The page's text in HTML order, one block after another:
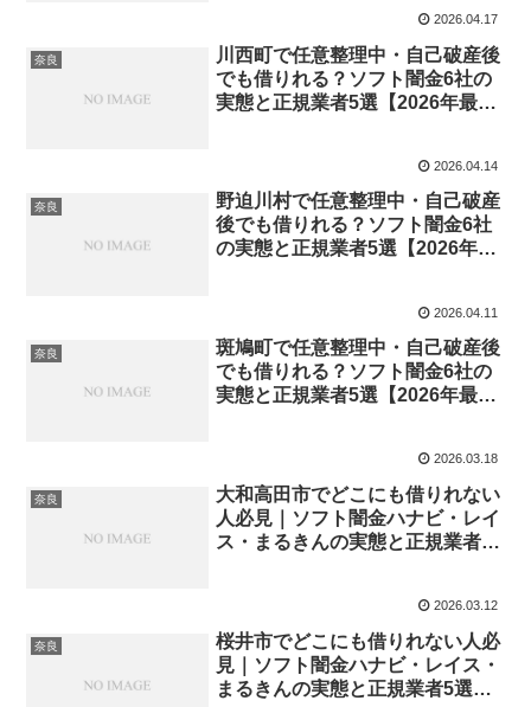
2026.04.17
奈良
川西町で任意整理中・自己破産後
でも借りれる？ソフト闇金6社の
実態と正規業者5選【2026年最
2026.04.14
奈良
野迫川村で任意整理中・自己破産
後でも借りれる？ソフト闇金6社
の実態と正規業者5選【2026年最
2026.04.11
奈良
斑鳩町で任意整理中・自己破産後
でも借りれる？ソフト闇金6社の
実態と正規業者5選【2026年最
2026.03.18
奈良
大和高田市でどこにも借りれない
人必見｜ソフト闇金ハナビ・レイ
ス・まるきんの実態と正規業者5
2026.03.12
奈良
桜井市でどこにも借りれない人必
見｜ソフト闇金ハナビ・レイス・
まるきんの実態と正規業者5選